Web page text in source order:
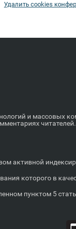
Удалить cookies
и массовых
читателей.
активной
которого в
пунктом 5